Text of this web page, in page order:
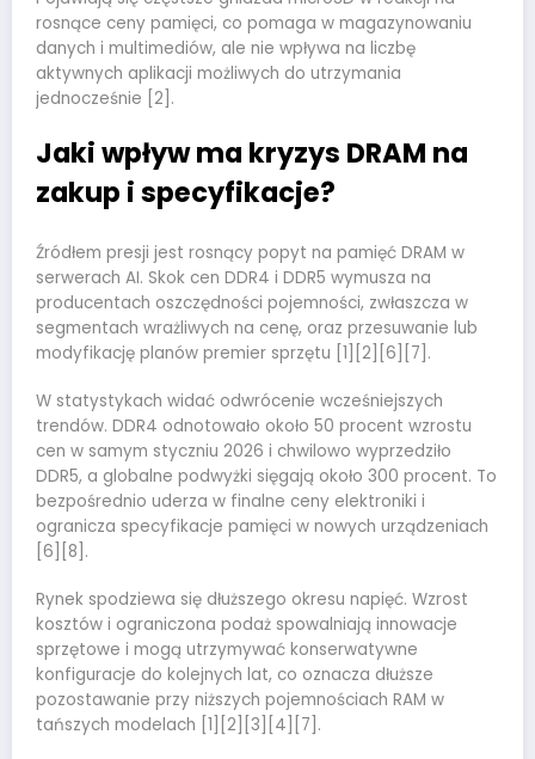
rosnące ceny pamięci, co pomaga w magazynowaniu
danych i multimediów, ale nie wpływa na liczbę
aktywnych aplikacji możliwych do utrzymania
jednocześnie [2].
Jaki wpływ ma kryzys DRAM na
zakup i specyfikacje?
Źródłem presji jest rosnący popyt na pamięć DRAM w
serwerach AI. Skok cen DDR4 i DDR5 wymusza na
producentach oszczędności pojemności, zwłaszcza w
segmentach wrażliwych na cenę, oraz przesuwanie lub
modyfikację planów premier sprzętu [1][2][6][7].
W statystykach widać odwrócenie wcześniejszych
trendów. DDR4 odnotowało około 50 procent wzrostu
cen w samym styczniu 2026 i chwilowo wyprzedziło
DDR5, a globalne podwyżki sięgają około 300 procent. To
bezpośrednio uderza w finalne ceny elektroniki i
ogranicza specyfikacje pamięci w nowych urządzeniach
[6][8].
Rynek spodziewa się dłuższego okresu napięć. Wzrost
kosztów i ograniczona podaż spowalniają innowacje
sprzętowe i mogą utrzymywać konserwatywne
konfiguracje do kolejnych lat, co oznacza dłuższe
pozostawanie przy niższych pojemnościach RAM w
tańszych modelach [1][2][3][4][7].